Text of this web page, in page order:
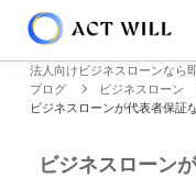
法人向けビジネスローンなら
ブログ
ビジネスローン
ビジネスローンが代表者保証
ビジネスローン